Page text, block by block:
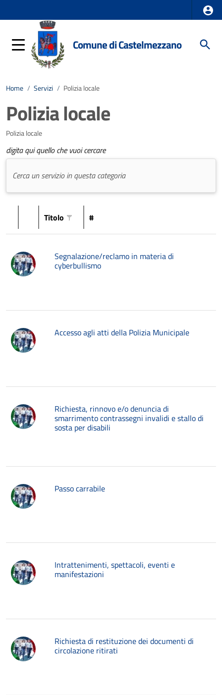
Comune di Castelmezzano
Home / Servizi / Polizia locale
Polizia locale
Polizia locale
digita qui quello che vuoi cercare
Titolo #
Segnalazione/reclamo in materia di
cyberbullismo
Accesso agli atti della Polizia Municipale
Richiesta, rinnovo e/o denuncia di
smarrimento contrassegni invalidi e stallo di
sosta per disabili
Passo carrabile
Intrattenimenti, spettacoli, eventi e
manifestazioni
Richiesta di restituzione dei documenti di
circolazione ritirati